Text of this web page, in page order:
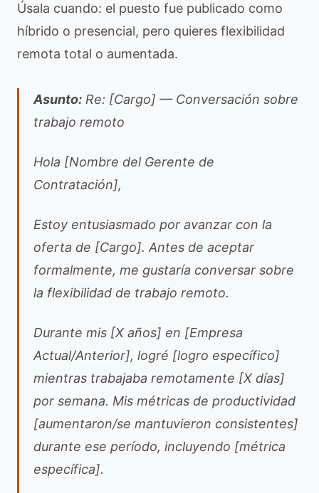
Úsala cuando: el puesto fue publicado como
híbrido o presencial, pero quieres flexibilidad
remota total o aumentada.
Asunto: Re: [Cargo] — Conversación sobre
trabajo remoto
Hola [Nombre del Gerente de
Contratación],
Estoy entusiasmado por avanzar con la
oferta de [Cargo]. Antes de aceptar
formalmente, me gustaría conversar sobre
la flexibilidad de trabajo remoto.
Durante mis [X años] en [Empresa
Actual/Anterior], logré [logro específico]
mientras trabajaba remotamente [X días]
por semana. Mis métricas de productividad
[aumentaron/se mantuvieron consistentes]
durante ese período, incluyendo [métrica
específica].